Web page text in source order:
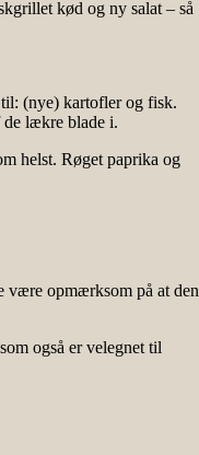
kød og ny salat – så
(nye) kartofler og fisk.
de lækre blade i.
helst. Røget paprika og
være opmærksom på at den
også er velegnet til